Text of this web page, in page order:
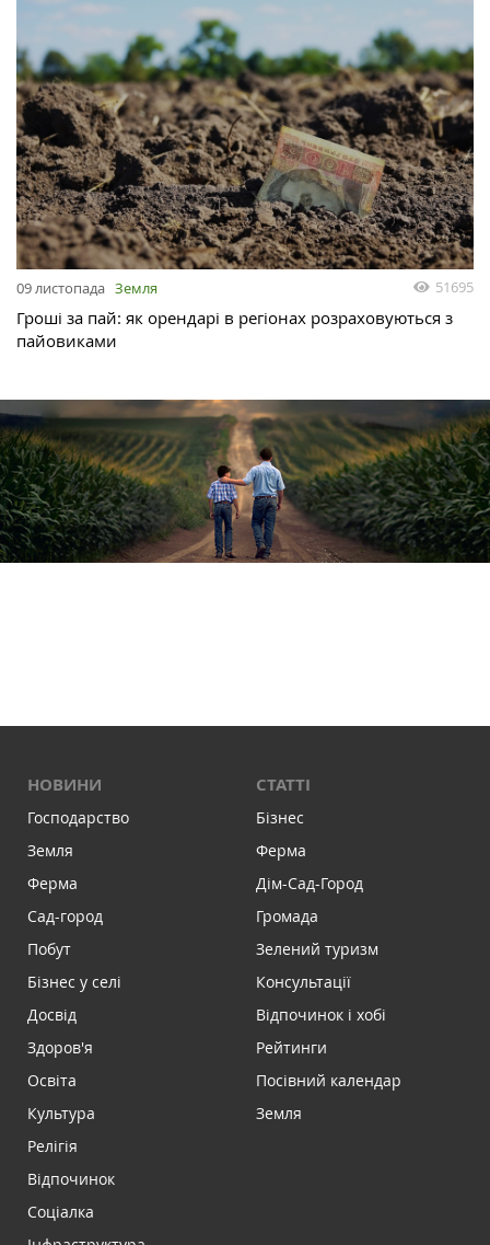
09 листопада Земля 51695
Гроші за пай: як орендарі в регіонах розраховуються з
пайовиками
НОВИНИ
Господарство
Земля
Ферма
Сад-город
Побут
Бізнес у селі
Досвід
Здоров'я
Освіта
Культура
Релігія
Відпочинок
Соціалка
СТАТТІ
Бізнес
Ферма
Дім-Сад-Город
Громада
Зелений туризм
Консультації
Відпочинок і хобі
Рейтинги
Посівний календар
Земля